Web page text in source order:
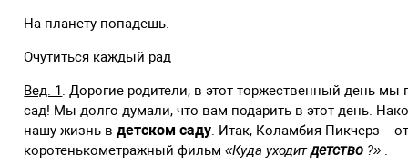
На планету попадешь.
Очутиться каждый рад
Вед. 1 . Дорогие родители, в этот торжественный день
сад! Мы долго думали, что вам подарить в этот день.
нашу жизнь вдетском саду. Итак, Коламбия-Пикчерз –
коротенькометражный фильм«Куда уходитдетство ?» .